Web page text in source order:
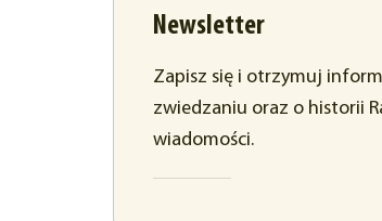
Newsletter
Zapisz się i otrzymuj
zwiedzaniu oraz o historii
wiadomości.